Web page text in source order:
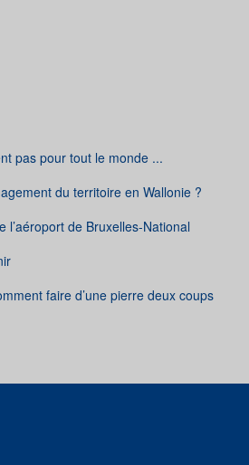
pas pour tout le monde ...
du territoire en Wallonie ?
l’aéroport de Bruxelles-National
faire d’une pierre deux coups